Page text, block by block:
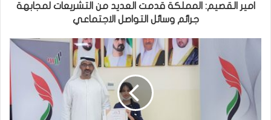
امير القصيم: المملكة قدمت العديد من التشريعات لمجابهة
جرائم وسائل التواصل الاجتماعي